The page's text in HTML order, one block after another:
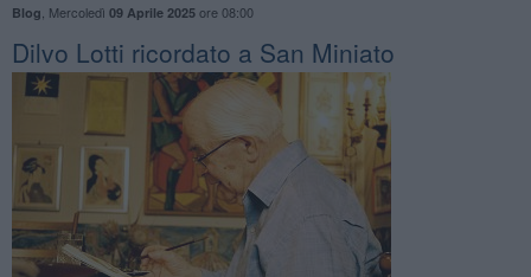
Blog Mercoledì 09 Aprile 2025ore 08:00
​Dilvo Lotti ricordato a San Miniato